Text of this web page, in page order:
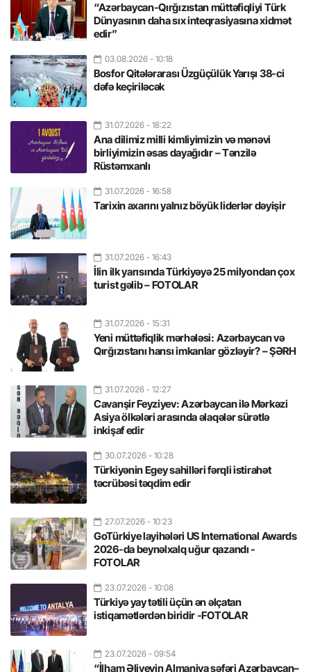
“Azərbaycan-Qırğızıstan müttəfiqliyi Türk
Dünyasının daha sıx inteqrasiyasına xidmət
edir”
03.08.2026 - 10:18
Bosfor Qitələrarası Üzgüçülük Yarışı 38-ci
dəfə keçiriləcək
31.07.2026 - 18:22
Ana dilimiz milli kimliyimizin və mənəvi
birliyimizin əsas dayağıdır – Tənzilə
Rüstəmxanlı
31.07.2026 - 16:58
Tarixin axarını yalnız böyük liderlər dəyişir
31.07.2026 - 16:43
İlin ilk yarısında Türkiyəyə 25 milyondan çox
turist gəlib – FOTOLAR
31.07.2026 - 15:31
Yeni müttəfiqlik mərhələsi: Azərbaycan və
Qırğızıstanı hansı imkanlar gözləyir? – ŞƏRH
31.07.2026 - 12:27
Cavanşir Feyziyev: Azərbaycan ilə Mərkəzi
Asiya ölkələri arasında əlaqələr sürətlə
inkişaf edir
30.07.2026 - 10:28
Türkiyənin Egey sahilləri fərqli istirahət
təcrübəsi təqdim edir
27.07.2026 - 10:23
GoTürkiye layihələri US International Awards
2026-da beynəlxalq uğur qazandı -
FOTOLAR
23.07.2026 - 10:08
Türkiyə yay tətili üçün ən əlçatan
istiqamətlərdən biridir -FOTOLAR
23.07.2026 - 09:54
“İlham Əliyevin Almaniya səfəri Azərbaycan–